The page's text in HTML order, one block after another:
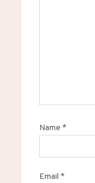
Name *
Email *